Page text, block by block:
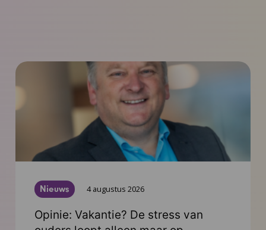
Nieuws 4 augustus 2026
Opinie: Vakantie? De stress van